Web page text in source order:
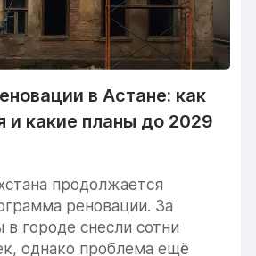
в Астане: как
и какие планы до 2029
продолжается
реновации. За
в городе снесли сотни
однако проблема ещё